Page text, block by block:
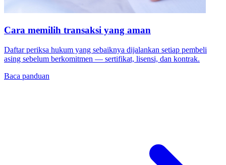
Cara memilih transaksi yang aman
Daftar periksa hukum yang sebaiknya dijalankan setiap pembeli
asing sebelum berkomitmen — sertifikat, lisensi, dan kontrak.
Baca panduan